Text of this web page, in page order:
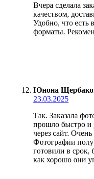
Вчера сделала
качеством,
Удобно, что есть
форматы.
Юнона
23.03.2025
Так. Заказала
прошло быстро и
через сайт.
Фотографии
готовили в срок,
как хорошо они